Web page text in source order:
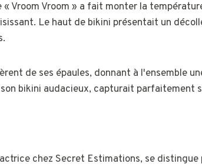
« Vroom Vroom » a fait monter la
Le haut de bikini présentait un
de ses épaules, donnant à l'ensemble
bikini audacieux, capturait parfaitement
chez Secret Estimations, se distingue